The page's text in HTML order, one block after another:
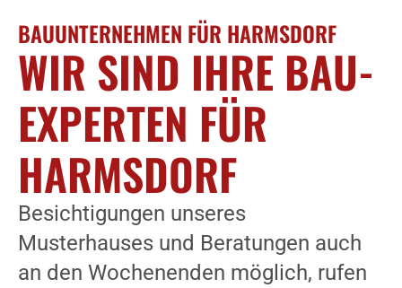
BAUUNTERNEHMEN FÜR HARMSDORF
WIR SIND IHRE BAU-
EXPERTEN FÜR
HARMSDORF
Besichtigungen unseres
Musterhauses und Beratungen auch
an den Wochenenden möglich, rufen